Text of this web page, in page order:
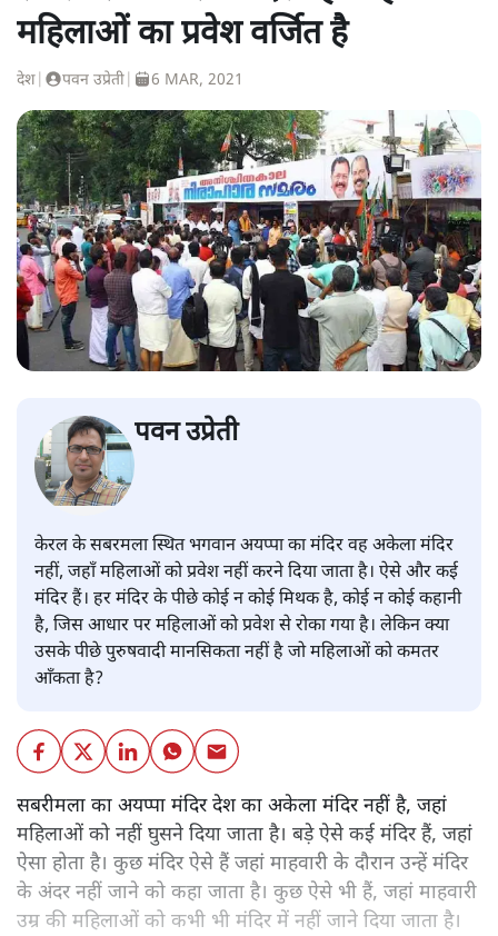
महिलाओं का प्रवेश वर्जित है
देश पवन उप्रेती 6 MAR, 2021
पवन उप्रेती
केरल के सबरमला स्थित भगवान अयप्पा का मंदिर वह अकेला मंदिर
नहीं, जहाँ महिलाओं को प्रवेश नहीं करने दिया जाता है। ऐसे और कई
मंदिर हैं। हर मंदिर के पीछे कोई न कोई मिथक है, कोई न कोई कहानी
है, जिस आधार पर महिलाओं को प्रवेश से रोका गया है। लेकिन क्या
उसके पीछे पुरुषवादी मानसिकता नहीं है जो महिलाओं को कमतर
आँकता है?
सबरीमला का अयप्पा मंदिर देश का अकेला मंदिर नहीं है, जहां
महिलाओं को नहीं घुसने दिया जाता है। बड़े ऐसे कई मंदिर हैं, जहां
ऐसा होता है। कुछ मंदिर ऐसे हैं जहां माहवारी के दौरान उन्हें मंदिर
के अंदर नहीं जाने को कहा जाता है। कुछ ऐसे भी हैं, जहां माहवारी
उम्र की महिलाओं को कभी भी मंदिर में नहीं जाने दिया जाता है।